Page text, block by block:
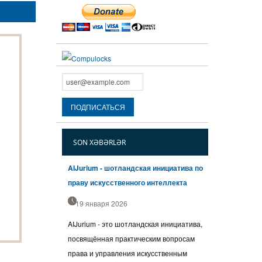
SON XƏBƏRLƏR
AIJurium - шотландская инициатива по
праву искусственного интеллекта
19 января 2026
AIJurium - это шотландская инициатива,
посвящённая практическим вопросам
права и управления искусственным